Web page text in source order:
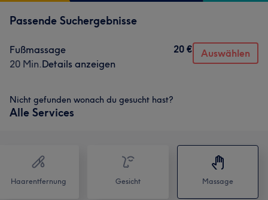
Passende Suchergebnisse
Fußmassage
20 Min.Details anzeigen
20 € Auswählen
Nicht gefunden wonach du gesucht hast?
Alle Services
Haarentfernung Gesicht Massage